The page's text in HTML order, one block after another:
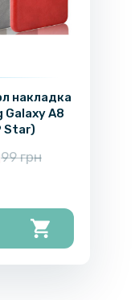
накладка
Galaxy A8
Star)
99 грн